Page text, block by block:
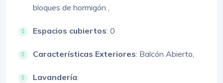
bloques de hormigón ,
Espacios cubiertos: 0
Características Exteriores: Balcón Abierto,
Lavandería: